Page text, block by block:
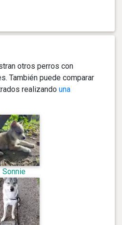
otros perros con
También puede comparar
realizando una
Sonnie